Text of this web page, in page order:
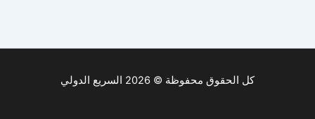
كل الحقوق محفوظة © 2026 السريع الدولي